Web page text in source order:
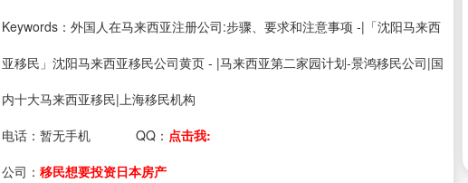
Keywords：外国人在马来西亚注册公司:步骤、要求和注意事项 -|「沈阳马来西
亚移民」沈阳马来西亚移民公司黄页 - |马来西亚第二家园计划-景鸿移民公司|国
内十大马来西亚移民|上海移民机构
电话：暂无手机 QQ： 点击我:
公司：移民想要投资日本房产